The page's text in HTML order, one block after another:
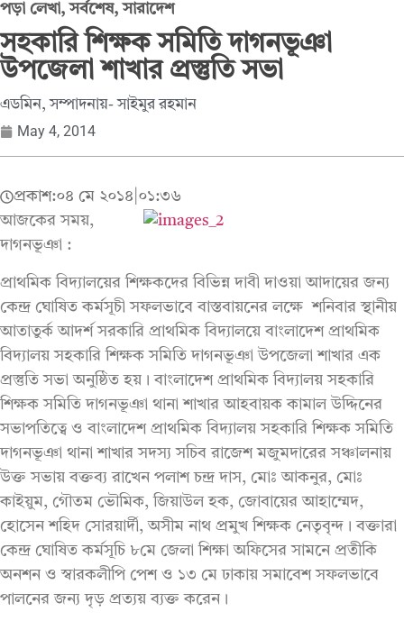
পড়া লেখা,সর্বশেষ,সারাদেশ
সহকারি শিক্ষক সমিতি দাগনভূঞা
উপজেলা শাখার প্রস্তুতি সভা
এডমিন, সম্পাদনায়- সাইমুর রহমান
May 4, 2014
প্রকাশ:০৪ মে ২০১৪ ০১:৩৬
আজকের সময়,
দাগনভূঞা :
প্রাথমিক বিদ্যালয়ের শিক্ষকদের বিভিন্ন দাবী দাওয়া আদায়ের জন্য
কেন্দ্র ঘোষিত কর্মসূচী সফলভাবে বাস্তবায়নের লক্ষে শনিবার স্থানীয়
আতাতুর্ক আদর্শ সরকারি প্রাথমিক বিদ্যালয়ে বাংলাদেশ প্রাথমিক
বিদ্যালয় সহকারি শিক্ষক সমিতি দাগনভূঞা উপজেলা শাখার এক
প্রস্তুতি সভা অনুষ্ঠিত হয়। বাংলাদেশ প্রাথমিক বিদ্যালয় সহকারি
শিক্ষক সমিতি দাগনভূঞা থানা শাখার আহবায়ক কামাল উদ্দিনের
সভাপতিত্বে ও বাংলাদেশ প্রাথমিক বিদ্যালয় সহকারি শিক্ষক সমিতি
দাগনভূঞা থানা শাখার সদস্য সচিব রাজেশ মজুমদারের সঞ্চালনায়
উক্ত সভায় বক্তব্য রাখেন পলাশ চন্দ্র দাস, মোঃ আকনুর, মোঃ
কাইয়ুম, গৌতম ভৌমিক, জিয়াউল হক, জোবায়ের আহাম্মেদ,
হোসেন শহিদ সোরয়ার্দী, অসীম নাথ প্রমুখ শিক্ষক নেতৃবৃন্দ। বক্তারা
কেন্দ্র ঘোষিত কর্মসূচি ৮মে জেলা শিক্ষা অফিসের সামনে প্রতীকি
অনশন ও স্বারকলীপি পেশ ও ১৩ মে ঢাকায় সমাবেশ সফলভাবে
পালনের জন্য দৃড় প্রত্যয় ব্যক্ত করেন।